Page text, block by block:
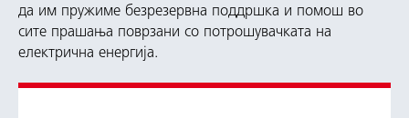
да им пружиме безрезервна поддршка и помош во
сите прашања поврзани со потрошувачката на
електрична енергија.